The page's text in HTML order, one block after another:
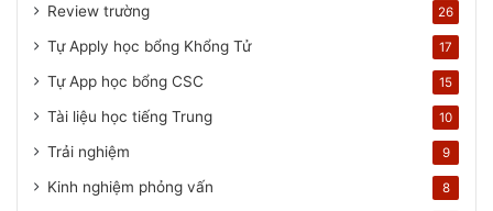
Review trường 26
Tự Apply học bổng Khổng Tử 17
Tự App học bổng CSC 15
Tài liệu học tiếng Trung 10
Trải nghiệm 9
Kinh nghiệm phỏng vấn 8